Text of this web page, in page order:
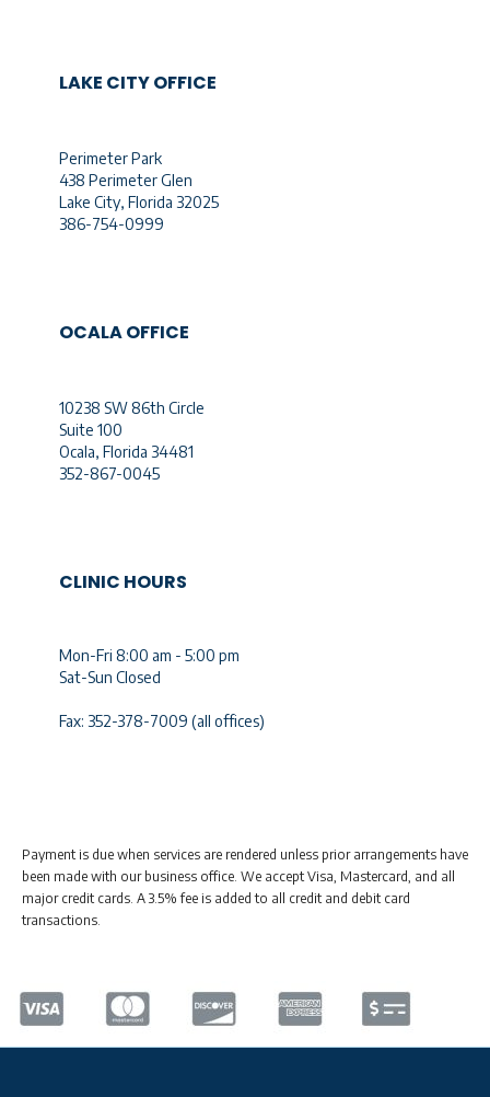
LAKE CITY OFFICE
Perimeter Park
438 Perimeter Glen
Lake City, Florida 32025
386-754-0999
OCALA OFFICE
10238 SW 86th Circle
Suite 100
Ocala, Florida 34481
352-867-0045
CLINIC HOURS
Mon-Fri 8:00 am - 5:00 pm
Sat-Sun Closed
Fax: 352-378-7009 (all offices)
Payment is due when services are rendered unless prior arrangements have
been made with our business office. We accept Visa, Mastercard, and all
major credit cards. A 3.5% fee is added to all credit and debit card
transactions.